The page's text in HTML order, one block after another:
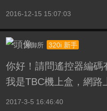
2016-12-15 15:07:03
大御所 320i 新手
你好！請問遙控器編碼
我是TBC機上盒，網路
2017-3-5 16:46:40